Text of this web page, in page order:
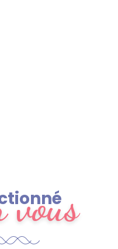
vous